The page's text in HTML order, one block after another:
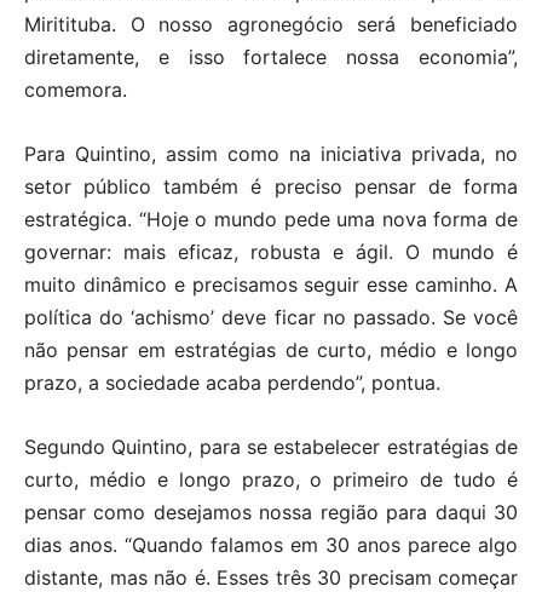
Miritituba. O nosso agronegócio será beneficiado
diretamente, e isso fortalece nossa economia”,
comemora.
Para Quintino, assim como na iniciativa privada, no
setor público também é preciso pensar de forma
estratégica. “Hoje o mundo pede uma nova forma de
governar: mais eficaz, robusta e ágil. O mundo é
muito dinâmico e precisamos seguir esse caminho. A
política do ‘achismo’ deve ficar no passado. Se você
não pensar em estratégias de curto, médio e longo
prazo, a sociedade acaba perdendo”, pontua.
Segundo Quintino, para se estabelecer estratégias de
curto, médio e longo prazo, o primeiro de tudo é
pensar como desejamos nossa região para daqui 30
dias anos. “Quando falamos em 30 anos parece algo
distante, mas não é. Esses três 30 precisam começar